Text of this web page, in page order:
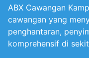
ABX Cawangan
cawangan yang
penghantaran,
komprehensif di